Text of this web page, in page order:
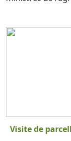
Visite de